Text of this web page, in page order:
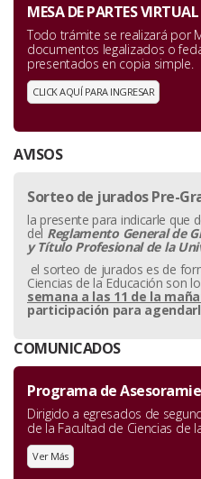
MESA DE PARTES VIRTUAL
Todo trámite se realizará por
documentos legalizados o
presentados en copia simple.
CLICK AQUÍ PARA INGRESAR
AVISOS
Sorteo de jurados Pre-
la presente para indicarle que
del Reglamento General de
yTítulo Profesional de la
el sorteo de jurados es de
Ciencias de la Educación son
semana a las 11 de la
participación para
COMUNICADOS
Programa de
Dirigido a egresados de
de la Facultad de Ciencias de
Ver Más